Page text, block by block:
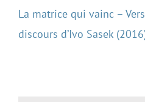
La matrice qui vainc –
discours d’Ivo Sasek